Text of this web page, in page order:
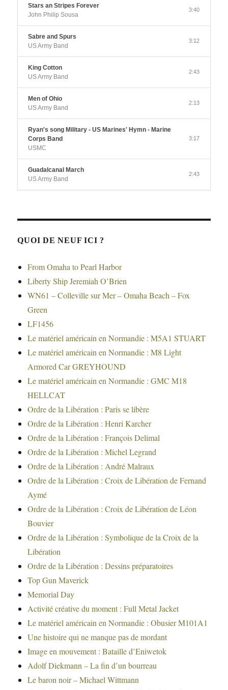
Stars an Stripes Forever
John Philip Sousa
3:40
Sabre and Spurs
US Army Band
3:12
King Cotton
US Army Band
2:43
Men of Ohio
US Army Band
2:13
Ryan's song Military - US Marines' Hymn - Marine
Corps Band
USMC
3:17
Guadalcanal March
US Army Band
2:43
QUOI DE NEUF ICI ?
From Omaha to Pearl Harbor
Liberty Ship Jeremiah O’Brien
WN61 – Colleville sur Mer – Omaha Beach – Fox
Green
LF1456
Le matériel américain en Normandie : M5A1 STUART
Le matériel américain en Normandie : M8 Light
Armored Car GREYHOUND
Le matériel américain en Normandie : GMC M18
HELLCAT
Ordre de la Libération : Paris se libère
Ordre de la Libération : Henri Karcher
Ordre de la Libération : François Delimal
Ordre de la Libération : Michel Legrand
Ordre de la Libération : André Malraux
Ordre de la Libération : Croix de Libération de Fernand
Aymé
Ordre de la Libération : Croix de Libération de Léon
Bouvier
Ordre de la Libération : Symbolique de la Croix de la
Libération
Ordre de la Libération : Dessins préparatoires
Top Gun Maverick
Memorial Day
Activité créative du moment : Full Metal Jacket
Le matériel américain en Normandie : Obusier M101A1
Une histoire qui ne manque pas de mordant
Image en mouvement : Bataille d’Eniwetok
Adolf Diekmann – La fin d’un bourreau
Le baron noir – Michael Wittmann